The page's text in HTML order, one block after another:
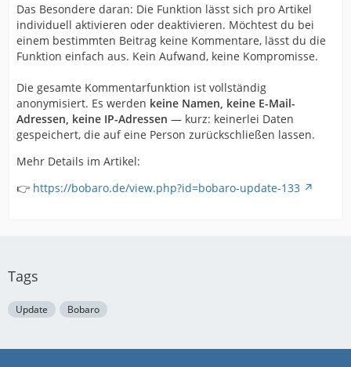
Das Besondere daran: Die Funktion lässt sich pro Artikel
individuell aktivieren oder deaktivieren. Möchtest du bei
einem bestimmten Beitrag keine Kommentare, lässt du die
Funktion einfach aus. Kein Aufwand, keine Kompromisse.
Die gesamte Kommentarfunktion ist vollständig
anonymisiert. Es werden keine Namen, keine E-Mail-
Adressen, keine IP-Adressen — kurz: keinerlei Daten
gespeichert, die auf eine Person zurückschließen lassen.
Mehr Details im Artikel:
👉 https://bobaro.de/view.php?id=bobaro-update-133
Tags
Update Bobaro